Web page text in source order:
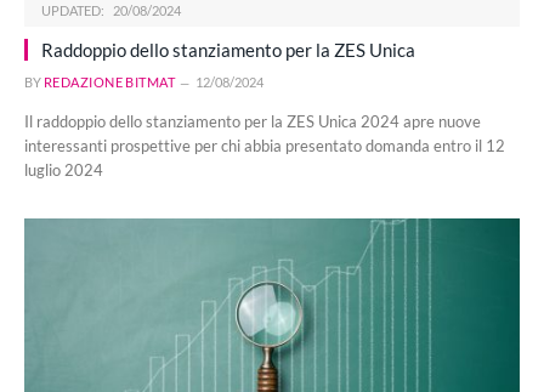
UPDATED: 20/08/2024
Raddoppio dello stanziamento per la ZES Unica
BY REDAZIONE BITMAT 12/08/2024
Il raddoppio dello stanziamento per la ZES Unica 2024 apre nuove
interessanti prospettive per chi abbia presentato domanda entro il 12
luglio 2024